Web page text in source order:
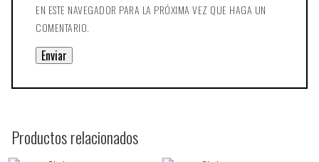
EN ESTE NAVEGADOR PARA LA PRÓXIMA VEZ QUE HAGA UN
COMENTARIO.
Productos relacionados